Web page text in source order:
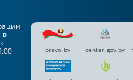
в
pravo.by center.gov.by